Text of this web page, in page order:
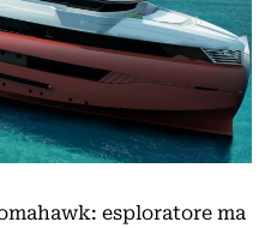
esploratore ma